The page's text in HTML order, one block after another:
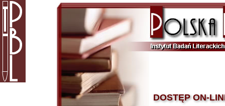
DOSTĘP ON-